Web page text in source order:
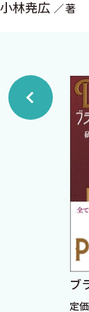
誕生しました．
「PODCAST
従事者の方に
本書では，こ
診断に至るか
チャートと病
効果が得られま
本書はプライ
んを対象とし
最後に，私に
た妻と，執筆
1．「胸痛」
2．診療セッ
3．初期対応
4．
5．
6．PODCAST
2▶頭痛
1．まずは2
2．頭痛の
小林尭広 著
ブ
定